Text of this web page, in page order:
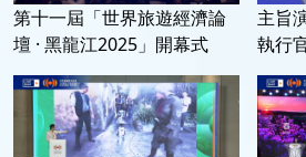
第十一屆「世界旅遊經濟論
壇 · 黑龍江2025」開幕式
主旨
執行